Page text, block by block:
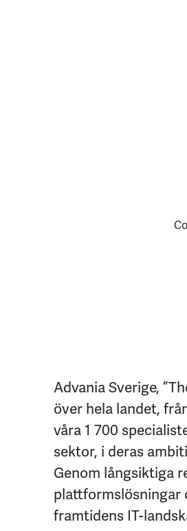
Advania Sverige,
över hela landet,
våra 1 700
sektor, i deras
Genom långsiktiga
plattformslösningar
framtidens IT-